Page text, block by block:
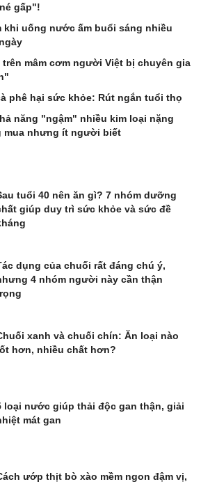
gấp"!
khi uống nước ấm buổi sáng nhiều
mâm cơm người Việt bị chuyên gia
phê hại sức khỏe: Rút ngắn tuổi thọ
năng "ngậm" nhiều kim loại nặng
mua nhưng ít người biết
tuổi 40 nên ăn gì? 7 nhóm dưỡng
giúp duy trì sức khỏe và sức đề
dụng của chuối rất đáng chú ý,
4 nhóm người này cần thận
xanh và chuối chín: Ăn loại nào
hơn, nhiều chất hơn?
loại nước giúp thải độc gan thận, giải
mát gan
ướp thịt bò xào mềm ngon đậm vị,